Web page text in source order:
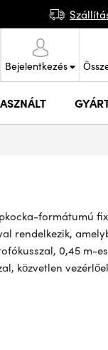
Bejelentkezés
formátumú
rendelkezik,
0,45 m-
közvetlen